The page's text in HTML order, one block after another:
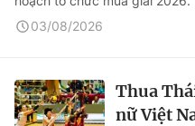
03/08/2026
Thua
nữ Việt